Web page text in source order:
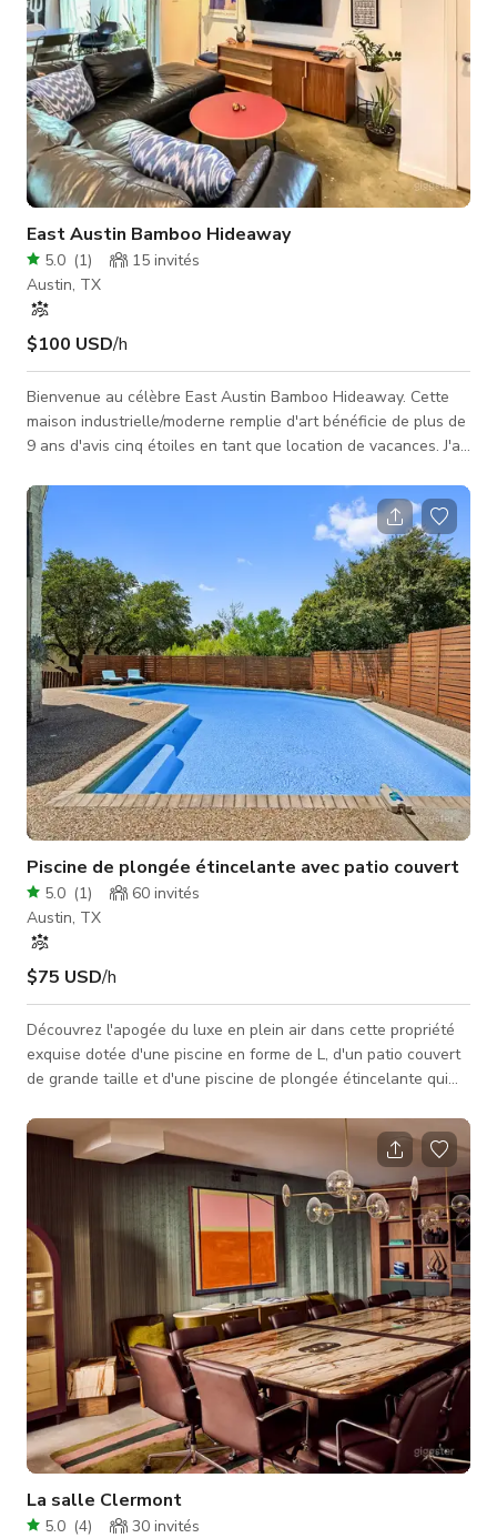
East Austin Bamboo Hideaway
5.0 (1) 15 invités
Austin, TX
$100 USD/h
Bienvenue au célèbre East Austin Bamboo Hideaway. Cette
maison industrielle/moderne remplie d'art bénéficie de plus de
9 ans d'avis cinq étoiles en tant que location de vacances. J'ai
merveilleuse histoire sur la façon dont le constructeur a
"ruiné" les sols, laissant les feuilles tomber sur le béton
humide - le résultat étant un sol en béton teinté unique avec
empreintes de feuilles ! Au fil des ans, j'ai apporté plusieurs
Piscine de plongée étincelante avec patio couvert
5.0 (1) 60 invités
Austin, TX
$75 USD/h
Découvrez l'apogée du luxe en plein air dans cette propriété
exquise dotée d'une piscine en forme de L, d'un patio couvert
de grande taille et d'une piscine de plongée étincelante qui
plein air. Le beau jardin clôturé offre une pelouse verdoyante,
des arbres matures pour l'ombre et un espace ample pour
jouer et se détendre. Votre paradis privé vous attend, alliant
élégance et joie de la vie en plein air. La piscine dispo
La salle Clermont
5.0 (4) 30 invités